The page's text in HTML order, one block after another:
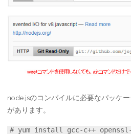
node.jsのコンパイルに必要なパッケ
があります。
# yum install gcc-c++